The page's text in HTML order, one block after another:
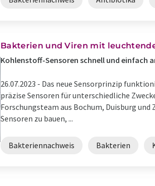
Bakterien und Viren mit
Kohlenstoff-Sensoren schnell und einfach
26.07.2023 - Das neue Sensorprinzip
präzise Sensoren für unterschiedliche
Forschungsteam aus Bochum, Duisburg
Sensoren zu bauen, ...
Bakteriennachweis Bakterien